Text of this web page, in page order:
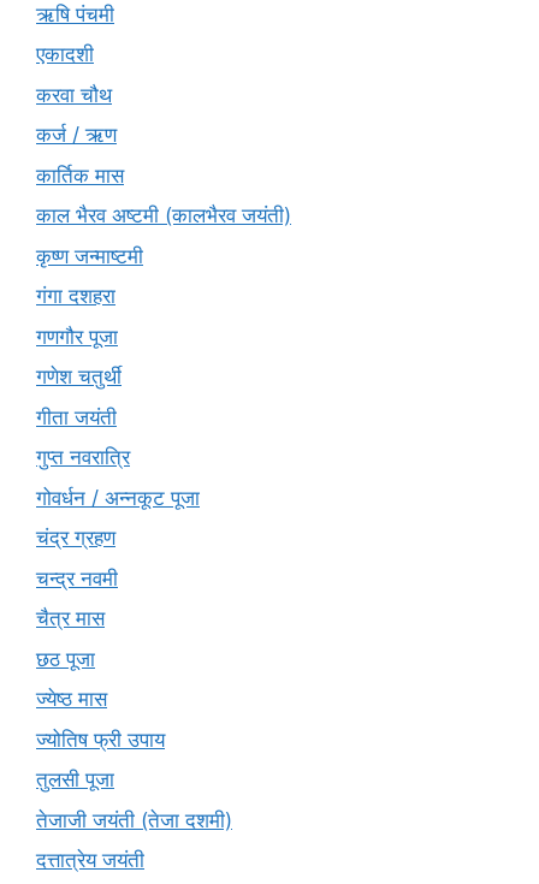
ऋषि पंचमी
एकादशी
करवा चौथ
कर्ज / ऋण
कार्तिक मास
काल भैरव अष्टमी (कालभैरव जयंती)
कृष्ण जन्माष्टमी
गंगा दशहरा
गणगौर पूजा
गणेश चतुर्थी
गीता जयंती
गुप्त नवरात्रि
गोवर्धन / अन्नकूट पूजा
चंद्र ग्रहण
चन्द्र नवमी
चैत्र मास
छठ पूजा
ज्येष्ठ मास
ज्योतिष फ्री उपाय
तुलसी पूजा
तेजाजी जयंती (तेजा दशमी)
दत्तात्रेय जयंती